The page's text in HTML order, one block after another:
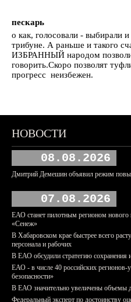
пескарь
о как, голосовали - выбирали
трибуне. А раньше и такого
ИЗБРАННЫЙ народом
говорить.Скоро позволят
прогресс неизбежен.
НОВОСТИ
08.08.2026
Дмитрий Демешин объявил режим
07.08.2026
ЕАО станет пилотным регионом нового
«Сенеж»
В Хабаровском крае быстрее всего
персонала и рабочих
В ЕАО обсудили стратегию сохранения
ЕАО - в числе 40 российских
безопасности»
В ЕАО значительно увеличены объемы
Федеральный эксперт по достоинству